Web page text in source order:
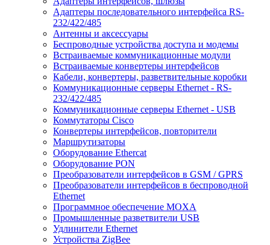
Адаптеры последовательного интерфейса RS-
232/422/485
Антенны и аксессуары
Беспроводные устройства доступа и модемы
Встраиваемые коммуникационные модули
Встраиваемые конвертеры интерфейсов
Кабели, конвертеры, разветвительные коробки
Коммуникационные серверы Ethernet - RS-
232/422/485
Коммуникационные серверы Ethernet - USB
Коммутаторы Cisco
Конвертеры интерфейсов, повторители
Маршрутизаторы
Оборудование Ethercat
Оборудование PON
Преобразователи интерфейсов в GSM / GPRS
Преобразователи интерфейсов в беспроводной
Ethernet
Программное обеспечение MOXA
Промышленные разветвители USB
Удлинители Ethernet
Устройства ZigBee